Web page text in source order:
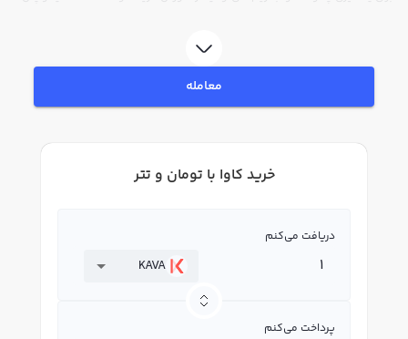
لحظه‌ای، نمودار و امکانات فروش کاوا نیز در دسترس شما قرار دارد تا بتوانید
تصمیمات بهتری در معاملات خود بگیرید.
معامله
خرید کاوا با تومان و تتر
دریافت می‌کنم
KAVA
پرداخت می‌کنم